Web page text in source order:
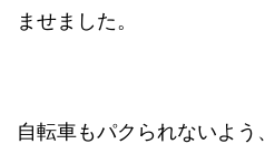
ませました。
自転車もパクられないよ